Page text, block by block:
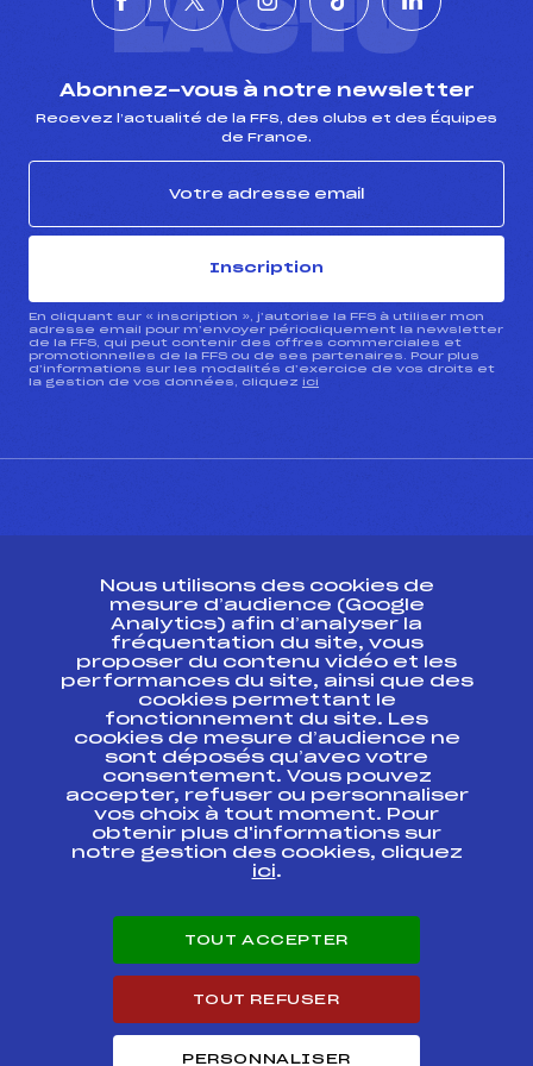
L'ACTU
Abonnez-vous à notre newsletter
Recevez l’actualité de la FFS, des clubs et des Équipes
de France.
Inscription
En cliquant sur « inscription », j’autorise la FFS à utiliser mon
adresse email pour m’envoyer périodiquement la newsletter
de la FFS, qui peut contenir des offres commerciales et
promotionnelles de la FFS ou de ses partenaires. Pour plus
d’informations sur les modalités d’exercice de vos droits et
la gestion de vos données, cliquez ici
Ressources
Pass’Neige
Projet sportif fédéral
Projet de performance fédéral
Antidopage
Pôle Développement, Formation, Suivi
Scientifique
Listes ministérielles
Pôle vie de l’athlète
Enseignement professionnel
Carrières
Nous utilisons des cookies de
mesure d’audience (Google
Analytics) afin d’analyser la
fréquentation du site, vous
proposer du contenu vidéo et les
performances du site, ainsi que des
cookies permettant le
fonctionnement du site. Les
cookies de mesure d’audience ne
sont déposés qu’avec votre
consentement. Vous pouvez
accepter, refuser ou personnaliser
vos choix à tout moment. Pour
obtenir plus d'informations sur
notre gestion des cookies, cliquez
ici.
TOUT ACCEPTER
TOUT REFUSER
PERSONNALISER